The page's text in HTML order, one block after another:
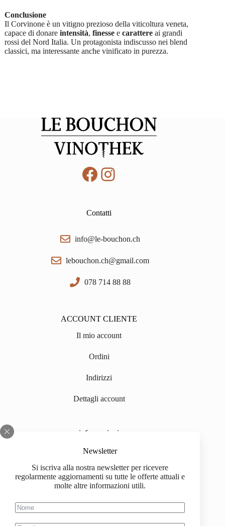
Newsletter
Si iscriva alla nostra newsletter per ricevere
regolarmente aggiornamenti su tutte le offerte attuali e
molte altre informazioni utili.
Conclusione
Il Corvinone è un vitigno prezioso della viticoltura veneta,
capace di donare intensità, finessee carattereai grandi
rossi del Nord Italia. Un protagonista indiscusso nei blend
classici, ma interessante anche vinificato in purezza.
Facebook
Instagram
Contatti
info@le-bouchon.ch
lebouchon.ch@gmail.com
078 714 88 88
ACCOUNT CLIENTE
Il mio account
Ordini
Indirizzi
Dettagli account
informazioni
Chi siamo
Impressum
Informazioni sull'acquisto